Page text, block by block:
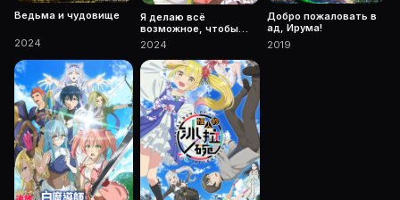
Ведьма и чудовище
2024
Я делаю всё
возможное, чтобы
чувствовать себя как
дома в другом мире
2024
Добро пожаловать в
ад, Ирума!
2019